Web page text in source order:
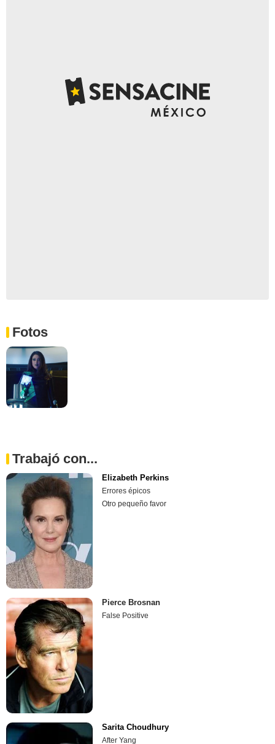
Fotos
Trabajó con...
Elizabeth Perkins
Errores épicos
Otro pequeño favor
Pierce Brosnan
False Positive
Sarita Choudhury
After Yang